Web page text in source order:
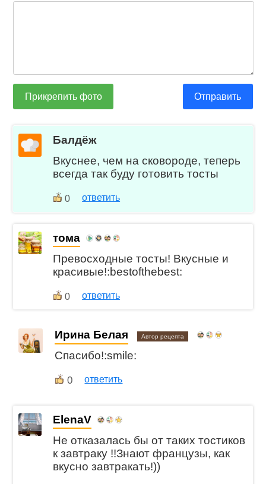
Прикрепить фото Отправить
Балдёж
Вкуснее, чем на сковороде, теперь
всегда так буду готовить тосты
0 ответить
тома
Превосходные тосты! Вкусные и
красивые!:bestofthebest:
0 ответить
Ирина Белая Автор рецепта
Спасибо!:smile:
0 ответить
ElenaV
Не отказалась бы от таких тостиков
к завтраку !!Знают французы, как
вкусно завтракать!))